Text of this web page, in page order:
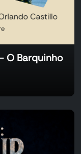
O Barquinho